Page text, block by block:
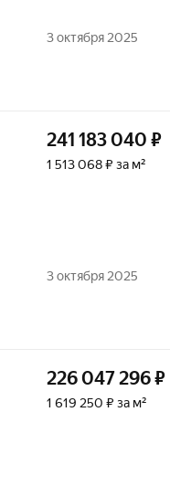
3 октября 2025
241 183 040 ₽
1 513 068 ₽ за м²
3 октября 2025
226 047 296₽
1 619 250 ₽ за м²